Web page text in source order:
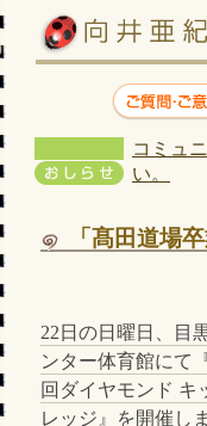
コミュ
い。
「髙田道場
22日の日曜日、目
ンター体育館にて
回ダイヤモンド キ
レッジ』を開催し